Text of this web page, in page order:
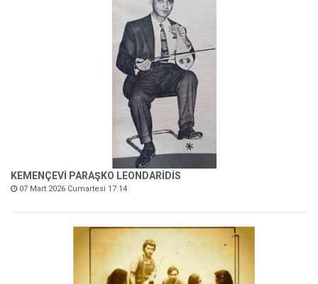
KEMENÇEVİ PARAŞKO LEONDARİDİS
07 Mart 2026 Cumartesi 17:14